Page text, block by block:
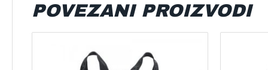
POVEZANI PROIZVODI